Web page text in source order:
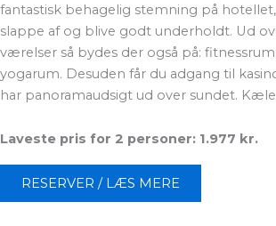
fantastisk behagelig stemning på
slappe af og blive godt underholdt. Ud
værelser så bydes der også på:
yogarum. Desuden får du adgang til
har panoramaudsigt ud over sundet.
Laveste pris for 2 personer: 1.977 kr.
RESERVER / LÆS MERE